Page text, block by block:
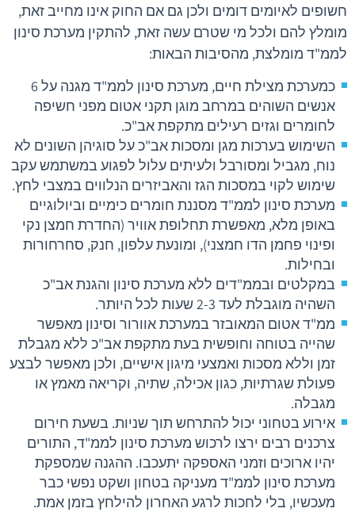
חשופים לאיומים דומים ולכן גם אם החוק אינו מחייב זאת,
מומלץ להם ולכל מי שטרם עשה זאת, להתקין מערכת סינון
לממ"ד מומלצת, מהסיבות הבאות:
כמערכת מצילת חיים, מערכת סינון לממ"ד מגנה על 6
אנשים השוהים במרחב מוגן תקני אטום מפני חשיפה
לחומרים וגזים רעילים מתקפת אב"כ.
השימוש בערכות מגן ומסכות אב"כ על סוגיהן השונים לא
נוח, מגביל ומסורבל ולעיתים עלול לפגוע במשתמש עקב
שימוש לקוי במסכות הגז והאביזרים הנלווים במצבי לחץ.
מערכת סינון לממ"ד מסננת חומרים כימיים וביולוגיים
באופן מלא, מאפשרת תחלופת אוויר (החדרת חמצן נקי
ופינוי פחמן הדו חמצני), ומונעת עלפון, חנק, סחרחורות
ובחילות.
במקלטים ובממ"דים ללא מערכת סינון והגנת אב"כ
השהיה מוגבלת לעד 2-3 שעות לכל היותר.
ממ"ד אטום המאובזר במערכת אוורור וסינון מאפשר
שהייה בטוחה וחופשית בעת מתקפת אב"כ ללא מגבלת
זמן וללא מסכות ואמצעי מיגון אישיים, ולכן מאפשר לבצע
פעולת שגרתיות, כגון אכילה, שתיה, וקריאה מאמץ או
מגבלה.
אירוע בטחוני יכול להתרחש תוך שניות. בשעת חירום
צרכנים רבים ירצו לרכוש מערכת סינון לממ"ד, התורים
יהיו ארוכים וזמני האספקה יתעכבו. ההגנה שמספקת
מערכת סינון לממ"ד מעניקה בטחון ושקט נפשי כבר
מעכשיו, בלי לחכות לרגע האחרון להילחץ בזמן אמת.